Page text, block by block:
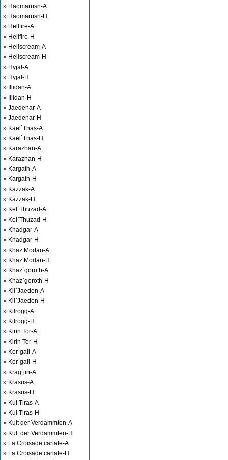
» Haomarush-A
» Haomarush-H
» Hellfire-A
» Hellfire-H
» Hellscream-A
» Hellscream-H
» Hyjal-A
» Hyjal-H
» Illidan-A
» Illidan-H
» Jaedenar-A
» Jaedenar-H
» Kael`Thas-A
» Kael`Thas-H
» Karazhan-A
» Karazhan-H
» Kargath-A
» Kargath-H
» Kazzak-A
» Kazzak-H
» Kel`Thuzad-A
» Kel`Thuzad-H
» Khadgar-A
» Khadgar-H
» Khaz Modan-A
» Khaz Modan-H
» Khaz`goroth-A
» Khaz`goroth-H
» Kil`Jaeden-A
» Kil`Jaeden-H
» Kilrogg-A
» Kilrogg-H
» Kirin Tor-A
» Kirin Tor-H
» Kor`gall-A
» Kor`gall-H
» Krag`jin-A
» Krasus-A
» Krasus-H
» Kul Tiras-A
» Kul Tiras-H
» Kult der Verdammten-A
» Kult der Verdammten-H
» La Croisade carlate-A
» La Croisade carlate-H